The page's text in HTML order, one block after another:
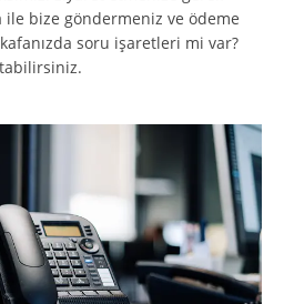
bize göndermeniz ve ödeme
soru işaretleri mi var?